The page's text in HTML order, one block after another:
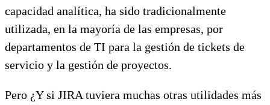
capacidad analítica, ha sido tradicionalmente
utilizada, en la mayoría de las empresas, por
departamentos de TI para la gestión de tickets de
servicio y la gestión de proyectos.
Pero ¿Y si JIRA tuviera muchas otras utilidades más